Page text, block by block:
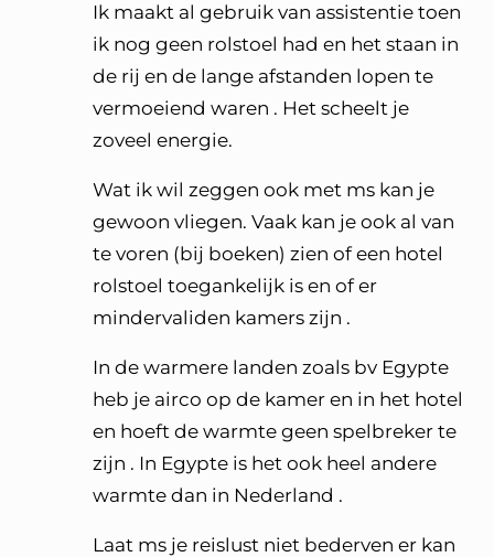
Ik maakt al gebruik van assistentie toen
ik nog geen rolstoel had en het staan in
de rij en de lange afstanden lopen te
vermoeiend waren . Het scheelt je
zoveel energie.
Wat ik wil zeggen ook met ms kan je
gewoon vliegen. Vaak kan je ook al van
te voren (bij boeken) zien of een hotel
rolstoel toegankelijk is en of er
mindervaliden kamers zijn .
In de warmere landen zoals bv Egypte
heb je airco op de kamer en in het hotel
en hoeft de warmte geen spelbreker te
zijn . In Egypte is het ook heel andere
warmte dan in Nederland .
Laat ms je reislust niet bederven er kan